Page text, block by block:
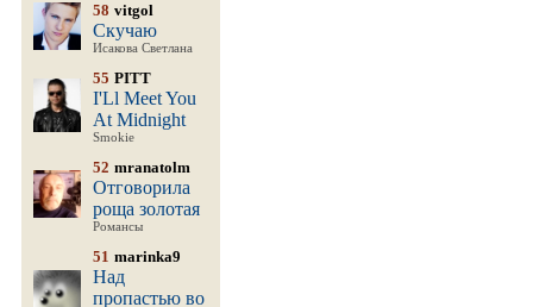
58 vitgol
Скучаю
Исакова Светлана
55 PITT
I'Ll Meet You
At Midnight
Smokie
52 mranatolm
Отговорила
роща золотая
Романсы
51 marinka9
Над
пропастью во